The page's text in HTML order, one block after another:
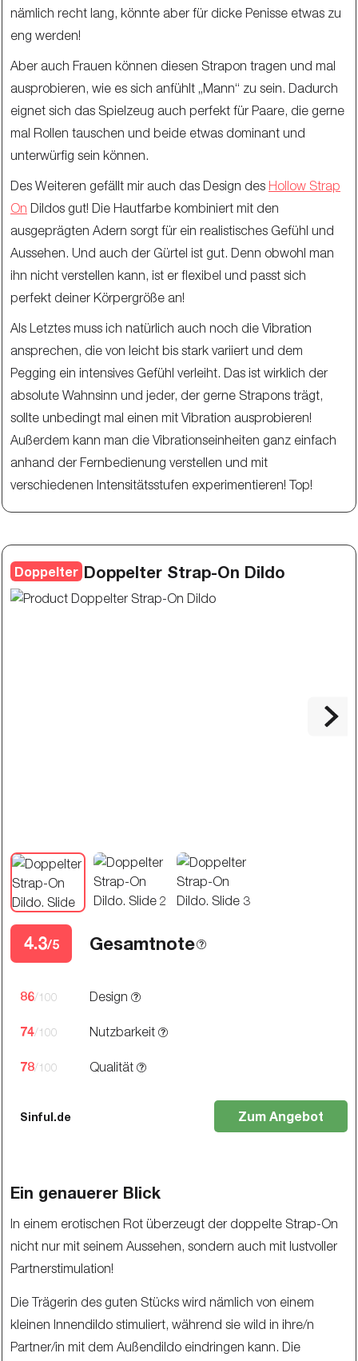
nämlich recht lang, könnte aber für dicke Penisse etwas zu
eng werden!
Aber auch Frauen können diesen Strapon tragen und mal
ausprobieren, wie es sich anfühlt „Mann“ zu sein. Dadurch
eignet sich das Spielzeug auch perfekt für Paare, die gerne
mal Rollen tauschen und beide etwas dominant und
unterwürfig sein können.
Des Weiteren gefällt mir auch das Design des Hollow Strap
On Dildos gut! Die Hautfarbe kombiniert mit den
ausgeprägten Adern sorgt für ein realistisches Gefühl und
Aussehen. Und auch der Gürtel ist gut. Denn obwohl man
ihn nicht verstellen kann, ist er flexibel und passt sich
perfekt deiner Körpergröße an!
Als Letztes muss ich natürlich auch noch die Vibration
ansprechen, die von leicht bis stark variiert und dem
Pegging ein intensives Gefühl verleiht. Das ist wirklich der
absolute Wahnsinn und jeder, der gerne Strapons trägt,
sollte unbedingt mal einen mit Vibration ausprobieren!
Außerdem kann man die Vibrationseinheiten ganz einfach
anhand der Fernbedienung verstellen und mit
verschiedenen Intensitätsstufen experimentieren! Top!
Doppelter Doppelter Strap-On Dildo
4.3/5 Gesamtnote
86/100 Design
74/100 Nutzbarkeit
78/100 Qualität
Sinful.de Zum Angebot
Ein genauerer Blick
In einem erotischen Rot überzeugt der doppelte Strap-On
nicht nur mit seinem Aussehen, sondern auch mit lustvoller
Partnerstimulation!
Die Trägerin des guten Stücks wird nämlich von einem
kleinen Innendildo stimuliert, während sie wild in ihre/n
Partner/in mit dem Außendildo eindringen kann. Die